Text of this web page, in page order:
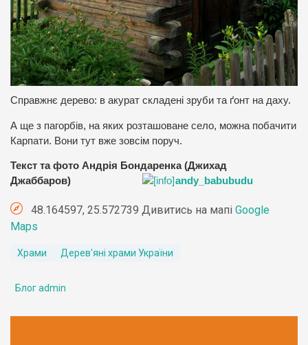
Справжнє дерево: в акурат складені зруби та ґонт на даху.
А ще з пагорбів, на яких розташоване село, можна побачити
Карпати. Вони тут вже зовсім поруч.
Текст та фото Андрія Бондаренка (Джихад
Джаббаров)
andy_babubudu
48.164597, 25.572739 Дивитись на мапі Google
Maps
Храми Дерев'яні храми України
Блог admin